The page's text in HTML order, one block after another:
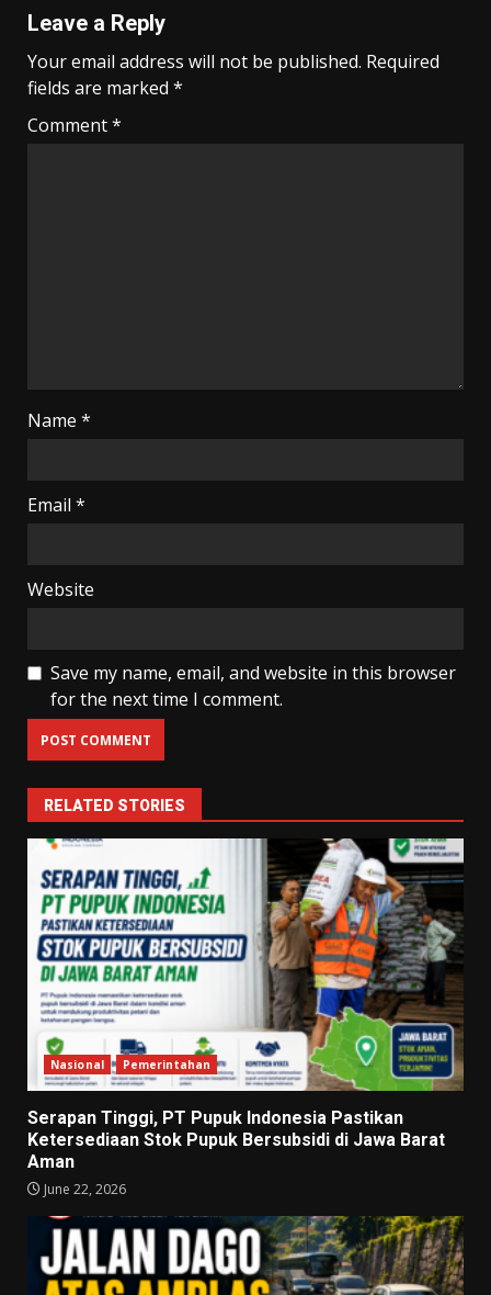
Leave a Reply
Your email address will not be published. Required
fields are marked *
Comment*
Name *
Email *
Website
Save my name, email, and website in this browser
for the next time I comment.
RELATED STORIES
Nasional Pemerintahan
Serapan Tinggi, PT Pupuk Indonesia Pastikan
Ketersediaan Stok Pupuk Bersubsidi di Jawa Barat
Aman
June 22, 2026